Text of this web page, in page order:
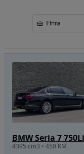
Firma
BMW Seria 7
4395 cm3 • 450 KM